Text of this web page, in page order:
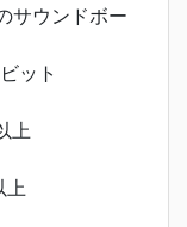
サウンドボー
ット
上
上